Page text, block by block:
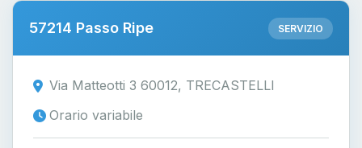
57214 Passo Ripe SERVIZIO
Via Matteotti 3 60012, TRECASTELLI
Orario variabile